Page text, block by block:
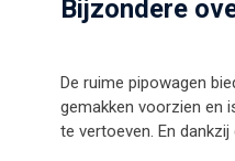
Bijzondere
De ruime pipowagen
gemakken voorzien en